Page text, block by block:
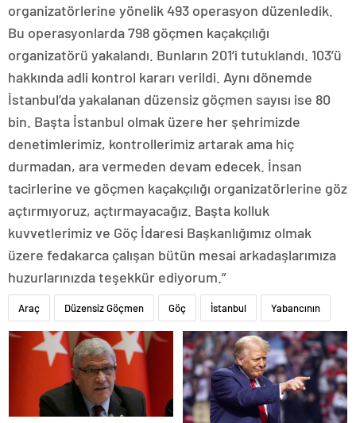
organizatörlerine yönelik 493 operasyon düzenledik.
Bu operasyonlarda 798 göçmen kaçakçılığı
organizatörü yakalandı. Bunların 201’i tutuklandı. 103’ü
hakkında adli kontrol kararı verildi. Aynı dönemde
İstanbul’da yakalanan düzensiz göçmen sayısı ise 80
bin. Başta İstanbul olmak üzere her şehrimizde
denetimlerimiz, kontrollerimiz artarak ama hiç
durmadan, ara vermeden devam edecek. İnsan
tacirlerine ve göçmen kaçakçılığı organizatörlerine göz
açtırmıyoruz, açtırmayacağız. Başta kolluk
kuvvetlerimiz ve Göç İdaresi Başkanlığımız olmak
üzere fedakarca çalışan bütün mesai arkadaşlarımıza
huzurlarınızda teşekkür ediyorum.”
Araç Düzensiz Göçmen Göç İstanbul Yabancının